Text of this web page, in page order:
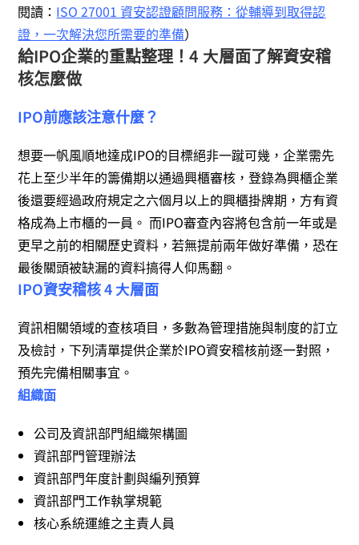
閱讀： ISO 27001 資安認證顧問服務：從輔導到取得認
證，一次解決您所需要的準備）
給IPO企業的重點整理！4 大層面了解資安稽
核怎麼做
IPO前應該注意什麼？
想要一帆風順地達成IPO的目標絕非一蹴可幾，企業需先
花上至少半年的籌備期以通過興櫃審核，登錄為興櫃企業
後還要經過政府規定之六個月以上的興櫃掛牌期，方有資
格成為上市櫃的一員。 而IPO審查內容將包含前一年或是
更早之前的相關歷史資料，若無提前兩年做好準備，恐在
最後關頭被缺漏的資料搞得人仰馬翻。
IPO資安稽核 4 大層面
資訊相關領域的查核項目，多數為管理措施與制度的訂立
及檢討，下列清單提供企業於IPO資安稽核前逐一對照，
預先完備相關事宜。
組織面
公司及資訊部門組織架構圖
資訊部門管理辦法
資訊部門年度計劃與編列預算
資訊部門工作執掌規範
核心系統運維之主責人員